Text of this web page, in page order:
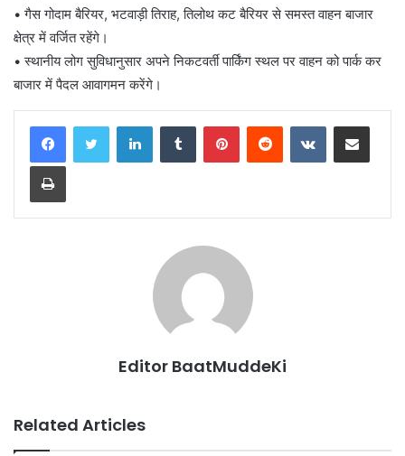
• गैस गोदाम बैरियर, भटवाड़ी तिराह, तिलोथ कट बैरियर से समस्त वाहन बाजार
क्षेत्र में वर्जित रहेंगे।
• स्थानीय लोग सुविधानुसार अपने निकटवर्ती पार्किंग स्थल पर वाहन को पार्क कर
बाजार में पैदल आवागमन करेंगे।
LinkedInTumblr PinterestReddit VKontakteShare via Email
Print
Editor BaatMuddeKi
Related Articles